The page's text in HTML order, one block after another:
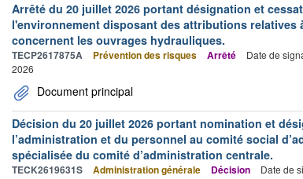
Arrêté du 20 juillet 2026 portant désignation et
l'environnement disposant des attributions relatives
concernent les ouvrages hydrauliques.
TECP2617875A Prévention des risques Arrêté Date de
2026
Document principal
Décision du 20 juillet 2026 portant nomination et
l’administration et du personnel au comité social
spécialisée du comité d’administration centrale.
TECK2619631S Administration générale Décision Date de